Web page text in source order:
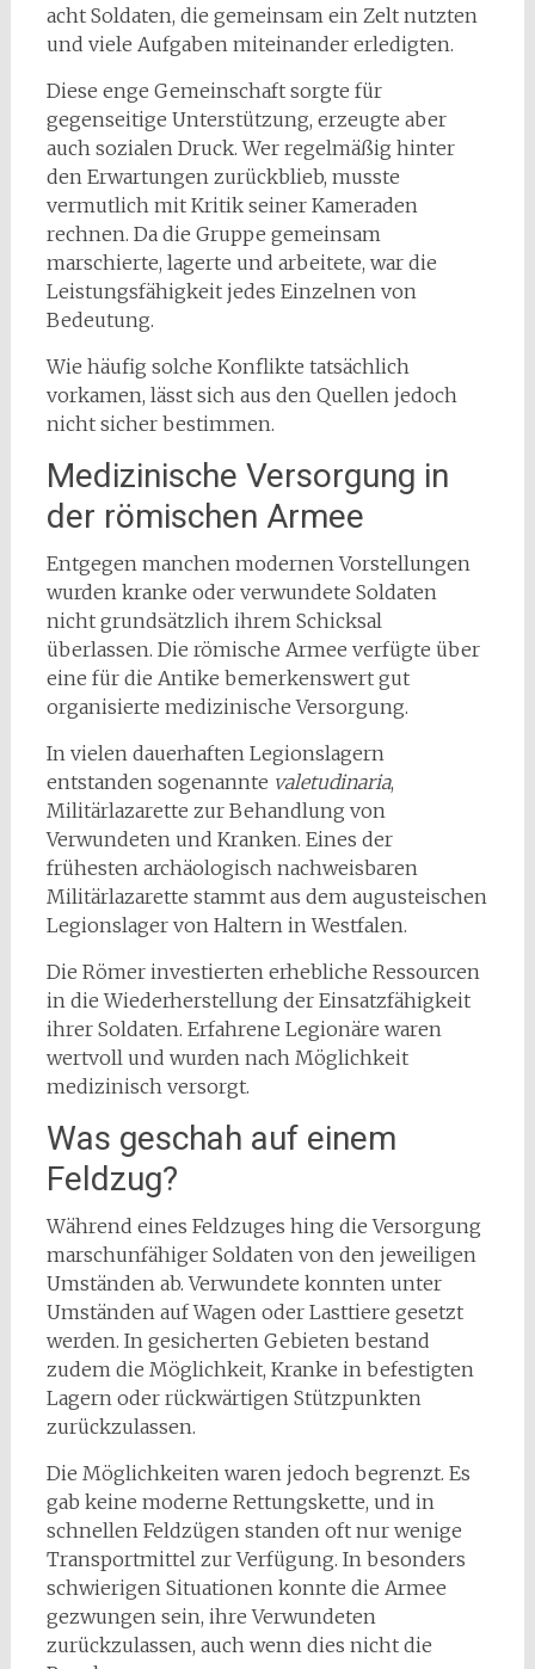
acht Soldaten, die gemeinsam ein Zelt nutzten
und viele Aufgaben miteinander erledigten.
Diese enge Gemeinschaft sorgte für
gegenseitige Unterstützung, erzeugte aber
auch sozialen Druck. Wer regelmäßig hinter
den Erwartungen zurückblieb, musste
vermutlich mit Kritik seiner Kameraden
rechnen. Da die Gruppe gemeinsam
marschierte, lagerte und arbeitete, war die
Leistungsfähigkeit jedes Einzelnen von
Bedeutung.
Wie häufig solche Konflikte tatsächlich
vorkamen, lässt sich aus den Quellen jedoch
nicht sicher bestimmen.
Medizinische Versorgung in
der römischen Armee
Entgegen manchen modernen Vorstellungen
wurden kranke oder verwundete Soldaten
nicht grundsätzlich ihrem Schicksal
überlassen. Die römische Armee verfügte über
eine für die Antike bemerkenswert gut
organisierte medizinische Versorgung.
In vielen dauerhaften Legionslagern
entstanden sogenannte valetudinaria,
Militärlazarette zur Behandlung von
Verwundeten und Kranken. Eines der
frühesten archäologisch nachweisbaren
Militärlazarette stammt aus dem augusteischen
Legionslager von Haltern in Westfalen.
Die Römer investierten erhebliche Ressourcen
in die Wiederherstellung der Einsatzfähigkeit
ihrer Soldaten. Erfahrene Legionäre waren
wertvoll und wurden nach Möglichkeit
medizinisch versorgt.
Was geschah auf einem
Feldzug?
Während eines Feldzuges hing die Versorgung
marschunfähiger Soldaten von den jeweiligen
Umständen ab. Verwundete konnten unter
Umständen auf Wagen oder Lasttiere gesetzt
werden. In gesicherten Gebieten bestand
zudem die Möglichkeit, Kranke in befestigten
Lagern oder rückwärtigen Stützpunkten
zurückzulassen.
Die Möglichkeiten waren jedoch begrenzt. Es
gab keine moderne Rettungskette, und in
schnellen Feldzügen standen oft nur wenige
Transportmittel zur Verfügung. In besonders
schwierigen Situationen konnte die Armee
gezwungen sein, ihre Verwundeten
zurückzulassen, auch wenn dies nicht die